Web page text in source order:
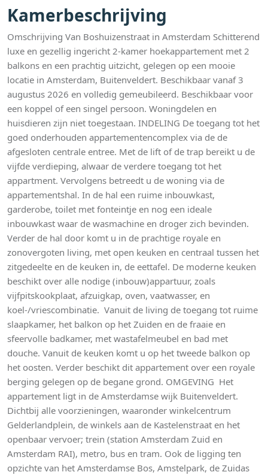
Kamerbeschrijving
Omschrijving Van Boshuizenstraat in Amsterdam Schitterend
luxe en gezellig ingericht 2-kamer hoekappartement met 2
balkons en een prachtig uitzicht, gelegen op een mooie
locatie in Amsterdam, Buitenveldert. Beschikbaar vanaf 3
augustus 2026 en volledig gemeubileerd. Beschikbaar voor
een koppel of een singel persoon. Woningdelen en
huisdieren zijn niet toegestaan. INDELING De toegang tot het
goed onderhouden appartementencomplex via de de
afgesloten centrale entree. Met de lift of de trap bereikt u de
vijfde verdieping, alwaar de verdere toegang tot het
appartment. Vervolgens betreedt u de woning via de
appartementshal. In de hal een ruime inbouwkast,
garderobe, toilet met fonteintje en nog een ideale
inbouwkast waar de wasmachine en droger zich bevinden.
Verder de hal door komt u in de prachtige royale en
zonovergoten living, met open keuken en centraal tussen het
zitgedeelte en de keuken in, de eettafel. De moderne keuken
beschikt over alle nodige (inbouw)appartuur, zoals
vijfpitskookplaat, afzuigkap, oven, vaatwasser, en
koel-/vriescombinatie. Vanuit de living de toegang tot ruime
slaapkamer, het balkon op het Zuiden en de fraaie en
sfeervolle badkamer, met wastafelmeubel en bad met
douche. Vanuit de keuken komt u op het tweede balkon op
het oosten. Verder beschikt dit appartement over een royale
berging gelegen op de begane grond. OMGEVING Het
appartement ligt in de Amsterdamse wijk Buitenveldert.
Dichtbij alle voorzieningen, waaronder winkelcentrum
Gelderlandplein, de winkels aan de Kastelenstraat en het
openbaar vervoer; trein (station Amsterdam Zuid en
Amsterdam RAI), metro, bus en tram. Ook de ligging ten
opzichte van het Amsterdamse Bos, Amstelpark, de Zuidas